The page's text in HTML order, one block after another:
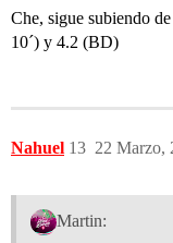
Che, sigue subiendo
10´) y 4.2 (BD)
Nahuel 22 Marzo,
13
Martin: